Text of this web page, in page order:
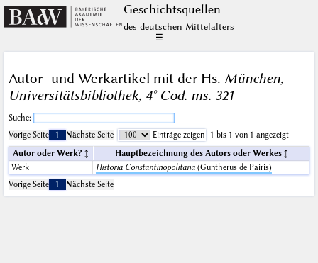
Geschichts­quellen
des deutschen Mittelalters
☰
Autor- und Werkartikel mit der Hs. München,
Universitätsbibliothek, 4° Cod. ms. 321
Suche:
Vorige Seite
1 Nächste Seite Einträge zeigen
1 bis 1 von 1 angezeigt
Autor oder Werk?
Hauptbezeichnung des Autors oder Werkes
Werk
Historia Constantinopolitana(Guntherus de Pairis)
Vorige Seite
1 Nächste Seite